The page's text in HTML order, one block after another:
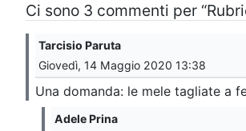
Ci sono 3 commenti per
Tarcisio Paruta
Giovedì, 14 Maggio 2020 13:38
Una domanda: le mele tagliate a
Adele Prina